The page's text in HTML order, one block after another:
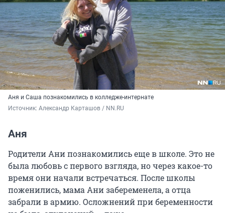
Аня и Саша познакомились в колледже-интернате
Источник: Александр Карташов / NN.RU
Аня
Родители Ани познакомились еще в школе. Это не
была любовь с первого взгляда, но через какое-то
время они начали встречаться. После школы
поженились, мама Ани забеременела, а отца
забрали в армию. Осложнений при беременности